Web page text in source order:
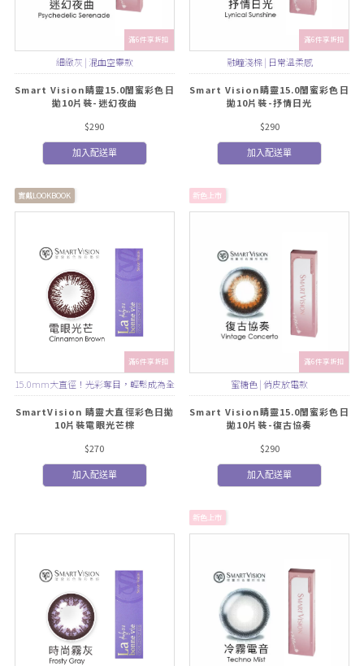
滿6件享折扣
細緻灰 | 混血空靈款
Smart Vision睛靈15.0閨蜜彩色日
拋10片裝-迷幻夜曲
$290
加入配送單
滿6件享折扣
融瞳淺棕 | 日常溫柔感
Smart Vision睛靈15.0閨蜜彩色日
拋10片裝-抒情日光
$290
加入配送單
滿6件享折扣
實戴LOOKBOOK
15.0mm大直徑！光彩奪目，輕鬆成為全
場焦點！
SmartVision 睛靈大直徑彩色日拋
10片裝電眼光芒棕
$270
加入配送單
滿6件享折扣
新色上市
蜜糖色 | 俏皮放電款
Smart Vision睛靈15.0閨蜜彩色日
拋10片裝-復古協奏
$290
加入配送單
新色上市